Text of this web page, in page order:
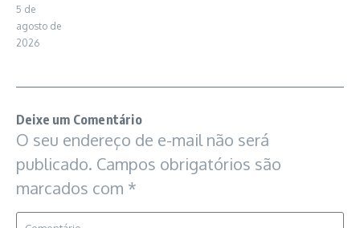
5 de
agosto de
2026
Deixe um Comentário
O seu endereço de e-mail não será
publicado. Campos obrigatórios são
marcados com *